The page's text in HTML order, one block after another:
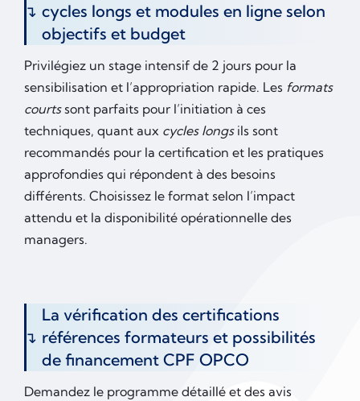
cycles longs et modules en ligne selon
objectifs et budget
Privilégiez un stage intensif de 2 jours pour la
sensibilisation et l’appropriation rapide. Les formats
courtssont parfaits pour l’initiation à ces
techniques, quant aux cycles longs ils sont
recommandés pour la certification et les pratiques
approfondies qui répondent à des besoins
différents. Choisissez le format selon l’impact
attendu et la disponibilité opérationnelle des
managers.
La vérification des certifications
références formateurs et possibilités
de financement CPF OPCO
Demandez le programme détaillé et des avis